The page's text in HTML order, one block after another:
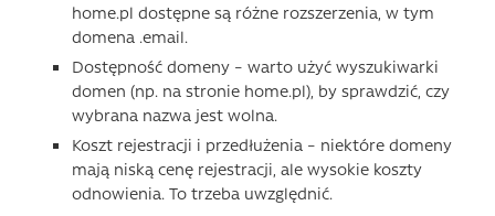
home.pl dostępne są różne rozszerzenia, w tym
domena .email.
Dostępność domeny – warto użyć wyszukiwarki
domen (np. na stronie home.pl), by sprawdzić, czy
wybrana nazwa jest wolna.
Koszt rejestracji i przedłużenia – niektóre domeny
mają niską cenę rejestracji, ale wysokie koszty
odnowienia. To trzeba uwzględnić.